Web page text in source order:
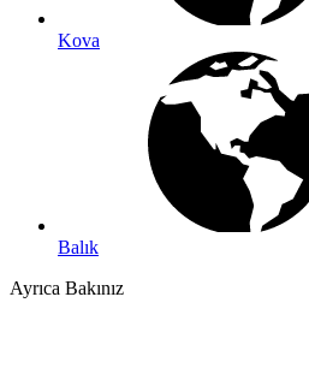
Kova
Balık
Ayrıca Bakınız